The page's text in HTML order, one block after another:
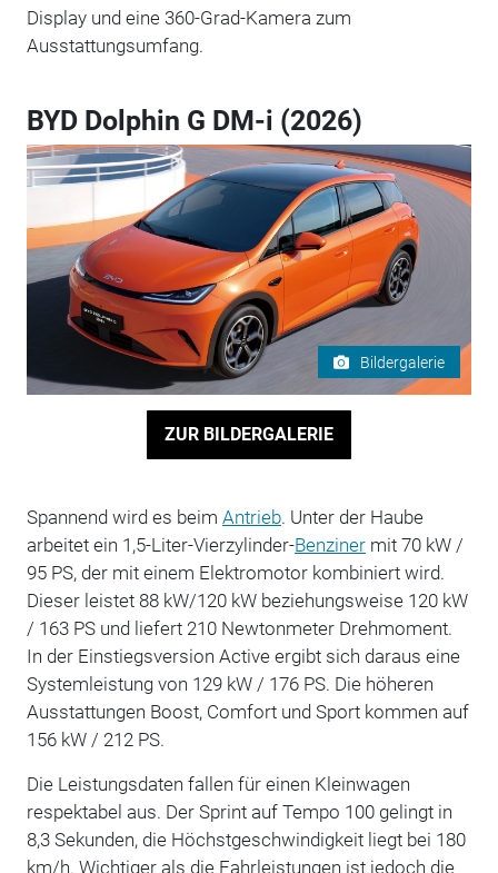
Display und eine 360-Grad-Kamera zum
Ausstattungsumfang.
BYD Dolphin G DM-i (2026)
Bildergalerie
ZUR BILDERGALERIE
Spannend wird es beim Antrieb. Unter der Haube
arbeitet ein 1,5-Liter-Vierzylinder-Benzinermit 70 kW /
95 PS, der mit einem Elektromotor kombiniert wird.
Dieser leistet 88 kW/120 kW beziehungsweise 120 kW
/ 163 PS und liefert 210 Newtonmeter Drehmoment.
In der Einstiegsversion Active ergibt sich daraus eine
Systemleistung von 129 kW / 176 PS. Die höheren
Ausstattungen Boost, Comfort und Sport kommen auf
156 kW / 212 PS.
Die Leistungsdaten fallen für einen Kleinwagen
respektabel aus. Der Sprint auf Tempo 100 gelingt in
8,3 Sekunden, die Höchstgeschwindigkeit liegt bei 180
km/h. Wichtiger als die Fahrleistungen ist jedoch die